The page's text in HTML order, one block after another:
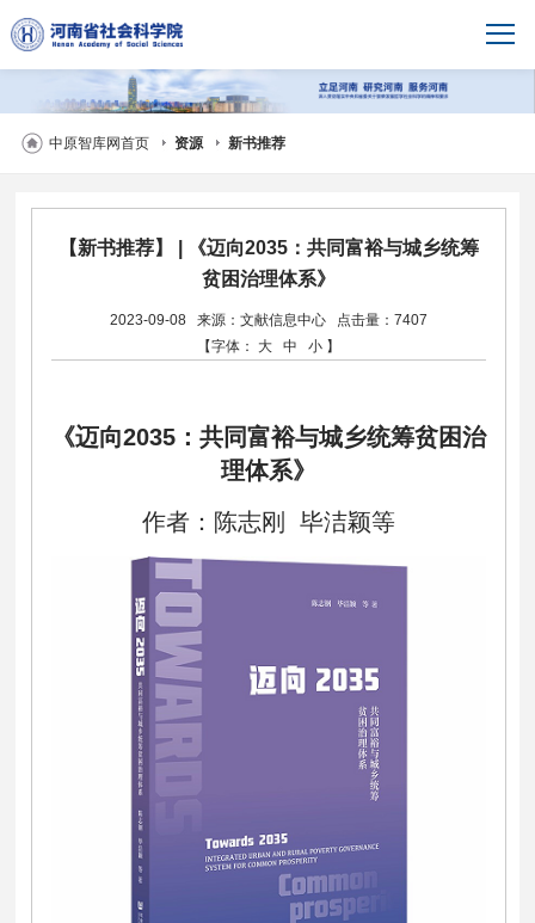
中原智库网首页 资源 新书推荐
【新书推荐】 | 《迈向2035：共同富裕与城乡统筹
贫困治理体系》
2023-09-08 来源：文献信息中心
点击量：7407
【字体：
大 中 小 】
《迈向2035：共同富裕与城乡统筹贫困治
理体系》
作者：陈志刚 毕洁颖等